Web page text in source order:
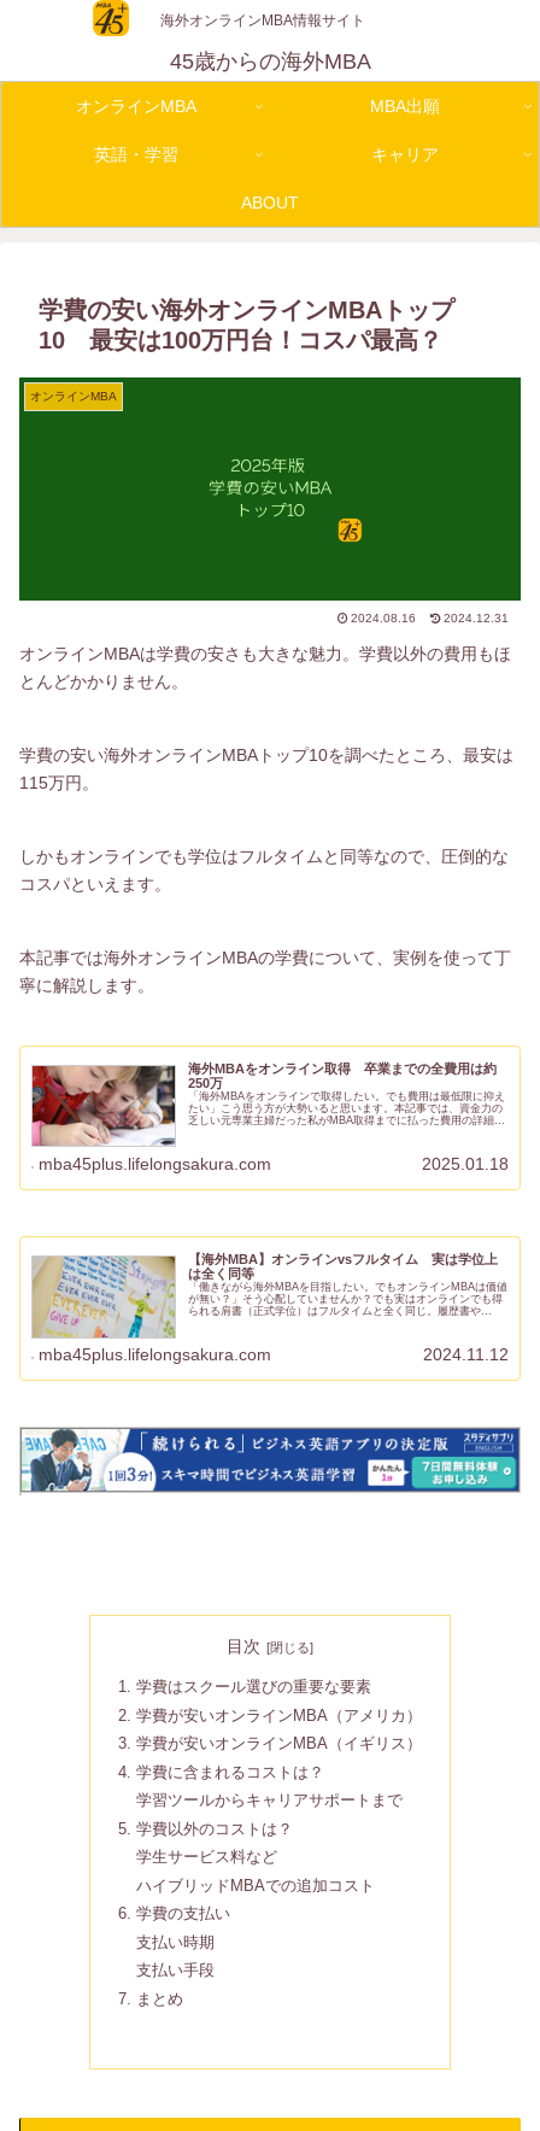
海外オンラインMBA情報サイト
45歳からの海外MBA
オンラインMBA MBA出願
英語・学習 キャリア
ABOUT
学費の安い海外オンラインMBAトップ
10 最安は100万円台！コスパ最高？
オンラインMBA
2024.08.16 2024.12.31
オンラインMBAは学費の安さも大きな魅力。学費以外の費用もほ
とんどかかりません。
学費の安い海外オンラインMBAトップ10を調べたところ、最安は
115万円。
しかもオンラインでも学位はフルタイムと同等なので、圧倒的な
コスパといえます。
本記事では海外オンラインMBAの学費について、実例を使って丁
寧に解説します。
海外MBAをオンライン取得 卒業までの全費用は約
250万
「海外MBAをオンラインで取得したい。でも費用は最低限に抑え
たい」こう思う方が大勢いると思います。本記事では、資金力の
乏しい元専業主婦だった私がMBA取得までに払った費用の詳細
mba45plus.lifelongsakura.com 2025.01.18
【海外MBA】オンラインvsフルタイム 実は学位上
は全く同等
「働きながら海外MBAを目指したい。でもオンラインMBAは価値
が無い？」そう心配していませんか？でも実はオンラインでも得
られる肩書（正式学位）はフルタイムと全く同じ。履歴書や
mba45plus.lifelongsakura.com 2024.11.12
目次
1. 学費はスクール選びの重要な要素
2. 学費が安いオンラインMBA（アメリカ）
3. 学費が安いオンラインMBA（イギリス）
4. 学費に含まれるコストは？
学習ツールからキャリアサポートまで
5. 学費以外のコストは？
学生サービス料など
ハイブリッドMBAでの追加コスト
6. 学費の支払い
支払い時期
支払い手段
7. まとめ